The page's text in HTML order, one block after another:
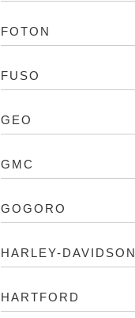
FOTON
FUSO
GEO
GMC
GOGORO
HARLEY-DAVIDSON
HARTFORD